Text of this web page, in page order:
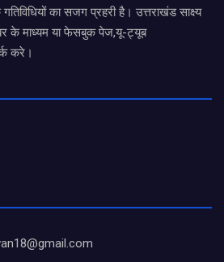
का सजग प्रहरी है। उत्तराखंड साक्ष्य
के माध्यम या फेसबुक पेज,यू-ट्यूब
करे।